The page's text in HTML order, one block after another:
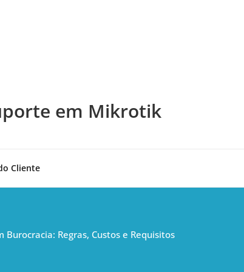
em Mikrotik
Cliente
Burocracia: Regras, Custos e Requisitos